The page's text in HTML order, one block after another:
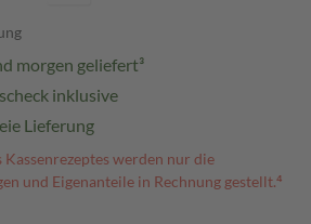
morgen geliefert³
inklusive
Lieferung
Kassenrezeptes werden nur die
und Eigenanteile in Rechnung gestellt.⁴